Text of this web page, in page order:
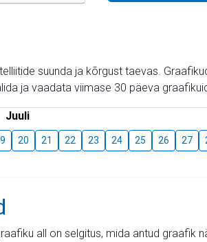
suunda ja kõrgust taevas.
ja vaadata viimase 30 päeva
Juuli
20 21 22 23 24 25 26 27
all on selgitus, mida antud graafik